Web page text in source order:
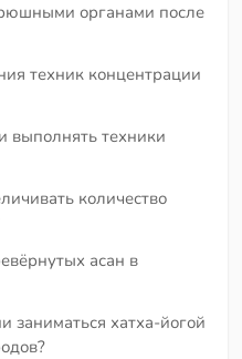
органами после
техник концентрации
выполнять техники
количество
асан в
заниматься хатха-йогой